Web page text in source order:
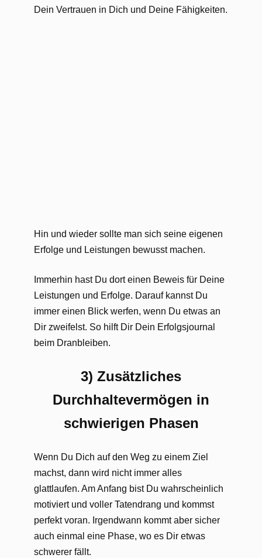
Dein Vertrauen in Dich und Deine Fähigkeiten.
Hin und wieder sollte man sich seine eigenen
Erfolge und Leistungen bewusst machen.
Immerhin hast Du dort einen Beweis für Deine
Leistungen und Erfolge. Darauf kannst Du
immer einen Blick werfen, wenn Du etwas an
Dir zweifelst. So hilft Dir Dein Erfolgsjournal
beim Dranbleiben.
3) Zusätzliches
Durchhaltevermögen in
schwierigen Phasen
Wenn Du Dich auf den Weg zu einem Ziel
machst, dann wird nicht immer alles
glattlaufen. Am Anfang bist Du wahrscheinlich
motiviert und voller Tatendrang und kommst
perfekt voran. Irgendwann kommt aber sicher
auch einmal eine Phase, wo es Dir etwas
schwerer fällt.